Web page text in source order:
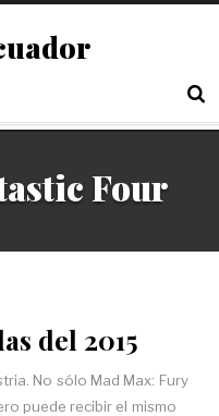
Four
del 2015
No sólo Mad Max: Fury
puede recibir el mismo